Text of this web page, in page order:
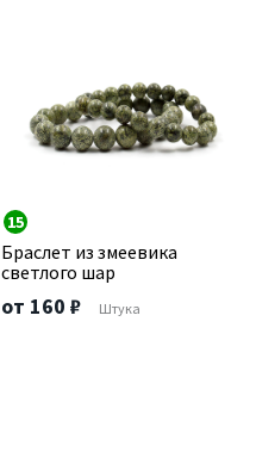
15
Браслет из змеевика
светлого шар
от 160 ₽ Штука